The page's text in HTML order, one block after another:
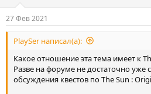
27 Фев 2021
PlaySer написал(а):
Какое отношение эта тема имеет к
Разве на форуме не достаточно уже
обсуждения квестов по The Sun :